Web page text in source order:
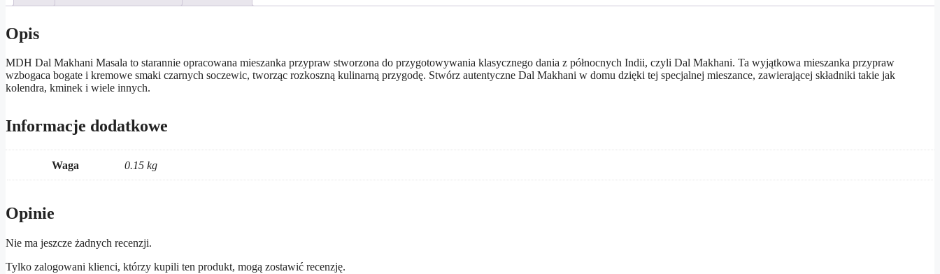
Opis
MDH Dal Makhani Masala to starannie opracowana mieszanka przypraw stworzona do przygotowywania klasycznego dania z północnych Indii, czyli Dal Makhani. Ta wyjątkowa mieszanka przypraw
wzbogaca bogate i kremowe smaki czarnych soczewic, tworząc rozkoszną kulinarną przygodę. Stwórz autentyczne Dal Makhani w domu dzięki tej specjalnej mieszance, zawierającej składniki takie jak
kolendra, kminek i wiele innych.
Informacje dodatkowe
Waga 0.15 kg
Opinie
Nie ma jeszcze żadnych recenzji.
Tylko zalogowani klienci, którzy kupili ten produkt, mogą zostawić recenzję.